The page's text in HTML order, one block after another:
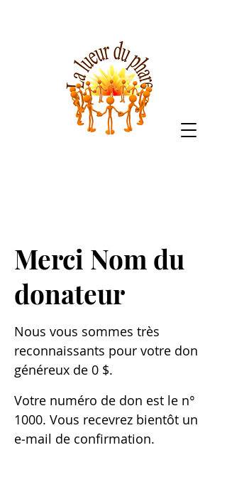
Merci Nom du
donateur
Nous vous sommes très
reconnaissants pour votre don
généreux de 0 $.
Votre numéro de don est le n°
1000. Vous recevrez bientôt un
e‑mail de confirmation.